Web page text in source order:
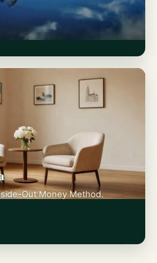
Out Money Method.